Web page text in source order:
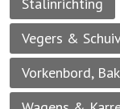
Stalinrichting
Vegers &
Vorkenbord,